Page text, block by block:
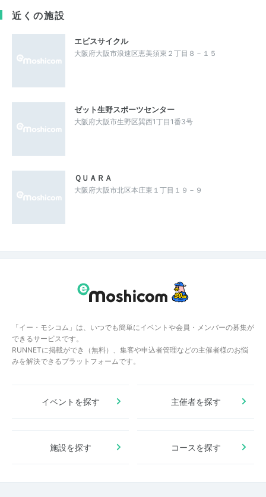
近くの施設
エビスサイクル
大阪府大阪市浪速区恵美須東２丁目８－１５
ゼット生野スポーツセンター
大阪府大阪市生野区巽西1丁目1番3号
ＱＵＡＲＡ
大阪府大阪市北区本庄東１丁目１９－９
「イー・モシコム」は、いつでも簡単にイベントや会員・メンバーの募集が
できるサービスです。
RUNNETに掲載ができ（無料）、集客や申込者管理などの主催者様のお悩
みを解決できるプラットフォームです。
イベントを探す 主催者を探す
施設を探す コースを探す